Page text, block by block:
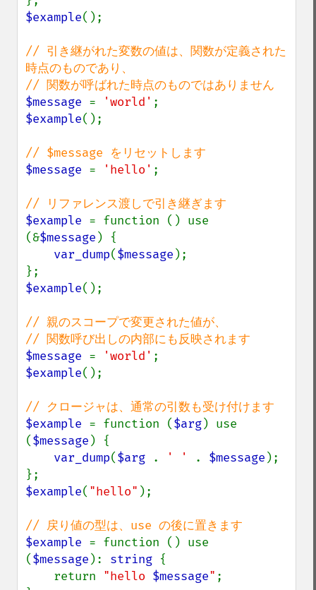
$example();
// 引き継がれた変数の値は、関数が定義された
時点のものであり、
$message = 'world'
$example();
$message = 'hello' ;
$example = function () use
(&$message ) {
var_dump($message );
$example();
// 親のスコープで変更された値が、
$message = 'world'
$example();
$example = function ($arg) use
($message ) {
var_dump($arg . ' ' . $message );
$example( "hello" );
$example = function () use
($message ): string {
    return
"hello $message" ;